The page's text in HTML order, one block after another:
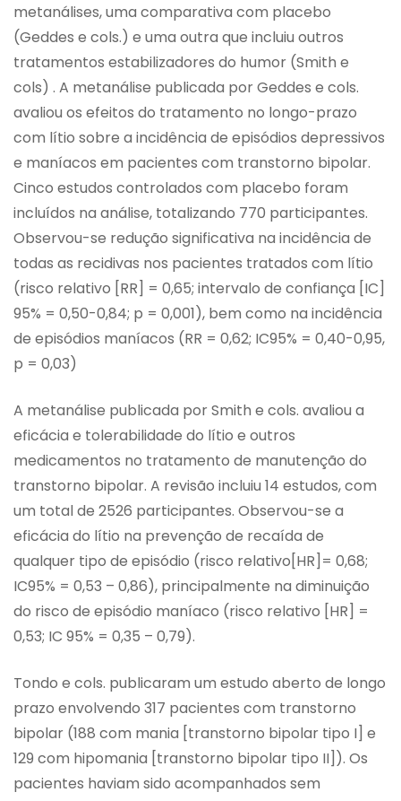
metanálises, uma comparativa com placebo
(Geddes e cols.) e uma outra que incluiu outros
tratamentos estabilizadores do humor (Smith e
cols) . A metanálise publicada por Geddes e cols.
avaliou os efeitos do tratamento no longo-prazo
com lítio sobre a incidência de episódios depressivos
e maníacos em pacientes com transtorno bipolar.
Cinco estudos controlados com placebo foram
incluídos na análise, totalizando 770 participantes.
Observou-se redução significativa na incidência de
todas as recidivas nos pacientes tratados com lítio
(risco relativo [RR] = 0,65; intervalo de confiança [IC]
95% = 0,50-0,84; p = 0,001), bem como na incidência
de episódios maníacos (RR = 0,62; IC95% = 0,40-0,95,
p = 0,03)
A metanálise publicada por Smith e cols. avaliou a
eficácia e tolerabilidade do lítio e outros
medicamentos no tratamento de manutenção do
transtorno bipolar. A revisão incluiu 14 estudos, com
um total de 2526 participantes. Observou-se a
eficácia do lítio na prevenção de recaída de
qualquer tipo de episódio (risco relativo[HR]= 0,68;
IC95% = 0,53 – 0,86), principalmente na diminuição
do risco de episódio maníaco (risco relativo [HR] =
0,53; IC 95% = 0,35 – 0,79).
Tondo e cols. publicaram um estudo aberto de longo
prazo envolvendo 317 pacientes com transtorno
bipolar (188 com mania [transtorno bipolar tipo I] e
129 com hipomania [transtorno bipolar tipo II]). Os
pacientes haviam sido acompanhados sem